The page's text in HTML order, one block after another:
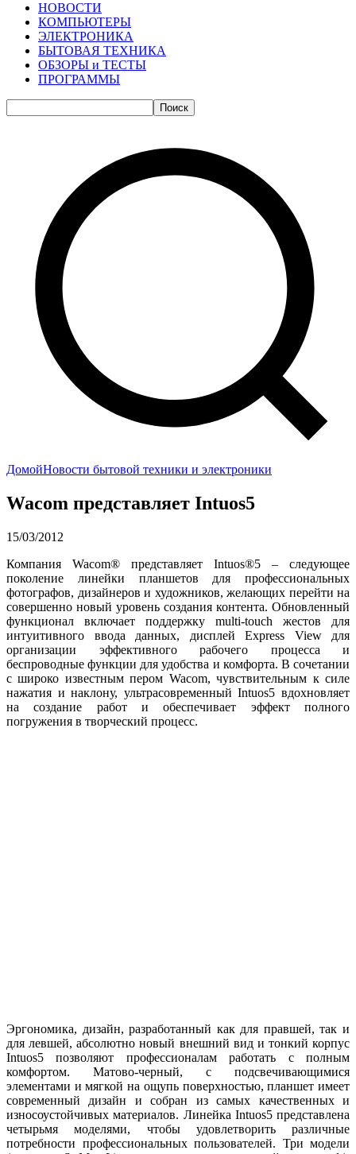
НОВОСТИ
КОМПЬЮТЕРЫ
ЭЛЕКТРОНИКА
БЫТОВАЯ ТЕХНИКА
ОБЗОРЫ и ТЕСТЫ
ПРОГРАММЫ
Поиск
ДомойНовости бытовой техники и электроники
Wacom представляет Intuos5
15/03/2012
Компания Wacom® представляет Intuos®5 – следующее
поколение линейки планшетов для профессиональных
фотографов, дизайнеров и художников, желающих перейти на
совершенно новый уровень создания контента. Обновленный
функционал включает поддержку multi-touch жестов для
интуитивного ввода данных, дисплей Express View для
организации эффективного рабочего процесса и
беспроводные функции для удобства и комфорта. В сочетании
с широко известным пером Wacom, чувствительным к силе
нажатия и наклону, ультрасовременный Intuos5 вдохновляет
на создание работ и обеспечивает эффект полного
погружения в творческий процесс.
Эргономика, дизайн, разработанный как для правшей, так и
для левшей, абсолютно новый внешний вид и тонкий корпус
Intuos5 позволяют профессионалам работать с полным
комфортом. Матово-черный, с подсвечивающимися
элементами и мягкой на ощупь поверхностью, планшет имеет
современный дизайн и собран из самых качественных и
износоустойчивых материалов. Линейка Intuos5 представлена
четырьмя моделями, чтобы удовлетворить различные
потребности профессиональных пользователей. Три модели